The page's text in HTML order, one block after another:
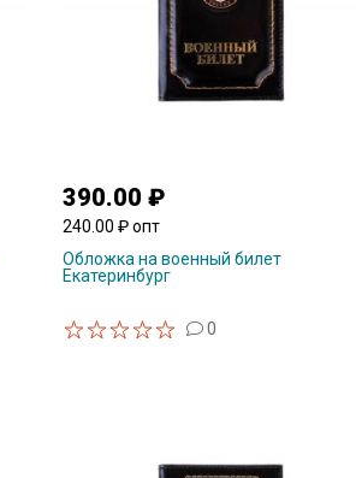
390.00 ₽
240.00 ₽ опт
Обложка на военный билет
Екатеринбург
0